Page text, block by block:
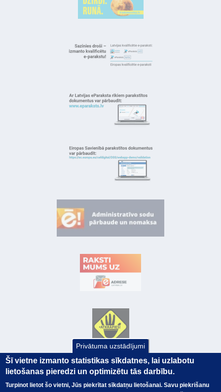
Privātuma uzstādījumi
Šī vietne izmanto statistikas sīkdatnes, lai uzlabotu
lietošanas pieredzi un optimizētu tās darbību.
Turpinot lietot šo vietni, Jūs piekrītat sīkdatņu lietošanai. Savu piekrišanu